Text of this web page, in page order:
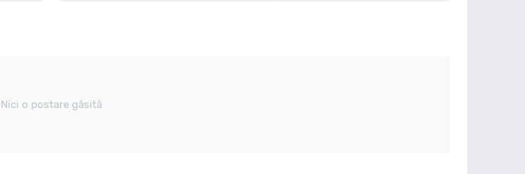
Nici o postare găsită